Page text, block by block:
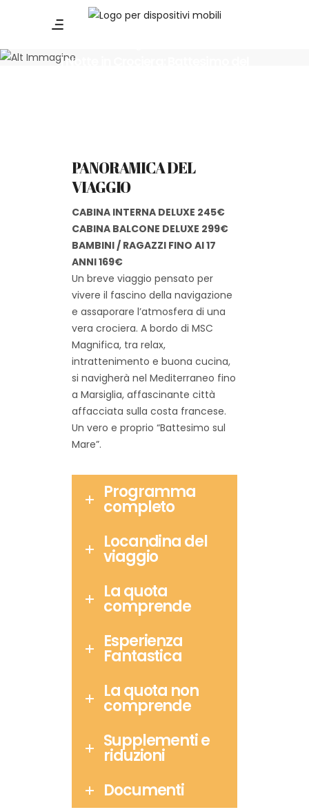
1 Notte in Crociera: Battesimo del
PANORAMICA DEL
VIAGGIO
CABINA INTERNA DELUXE 245€
CABINA BALCONE DELUXE 299€
BAMBINI / RAGAZZI FINO AI 17
ANNI 169€
Un breve viaggio pensato per
vivere il fascino della navigazione
e assaporare l’atmosfera di una
vera crociera. A bordo di MSC
Magnifica, tra relax,
intrattenimento e buona cucina,
si navigherà nel Mediterraneo fino
a Marsiglia, affascinante città
affacciata sulla costa francese.
Un vero e proprio “Battesimo sul
Mare”.
Programma
completo
Locandina del
viaggio
La quota
comprende
Esperienza
Fantastica
La quota non
comprende
Supplementi e
riduzioni
Documenti